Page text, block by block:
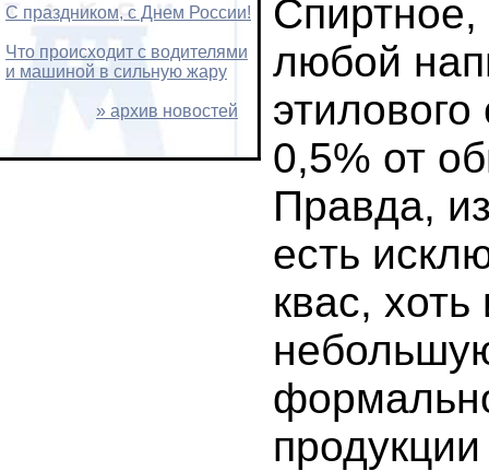
С праздником, с Днем России!
Что происходит с водителями
и машиной в сильную жару
» архив новостей
Спиртное,
любой
0,5% от
Правда,
есть
квас,